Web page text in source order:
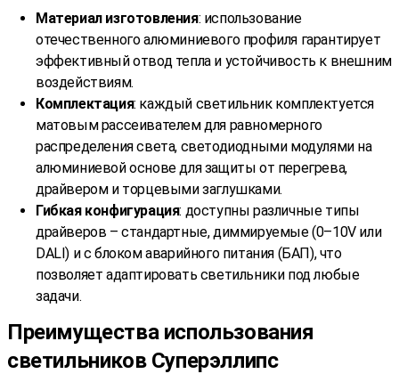
Материал изготовления: использование
отечественного алюминиевого профиля гарантирует
эффективный отвод тепла и устойчивость к внешним
воздействиям.
Комплектация: каждый светильник комплектуется
матовым рассеивателем для равномерного
распределения света, светодиодными модулями на
алюминиевой основе для защиты от перегрева,
драйвером и торцевыми заглушками.
Гибкая конфигурация: доступны различные типы
драйверов – стандартные, диммируемые (0–10V или
DALI) и с блоком аварийного питания (БАП), что
позволяет адаптировать светильники под любые
задачи.
Преимущества использования
светильников Суперэллипс